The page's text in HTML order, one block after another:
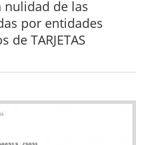
nulidad de las
por entidades
TARJETAS